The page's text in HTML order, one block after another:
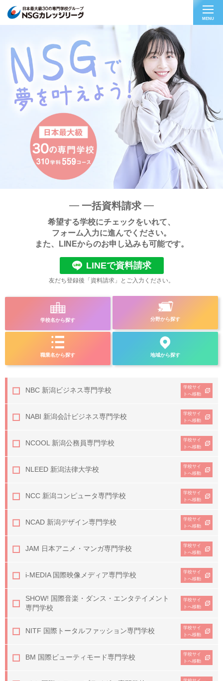
MENU
一括資料請求
希望する学校にチェックをいれて、
フォーム入力に進んでください。
また、LINEからのお申し込みも可能です。
LINEで資料請求
友だち登録後「資料請求」とご入力ください。
学校名から探す 分野から探す
職業名から探す 地域から探す
NBC 新潟ビジネス専門学校
学校サイ
トへ移動
NABI 新潟会計ビジネス専門学校
学校サイ
トへ移動
NCOOL 新潟公務員専門学校
学校サイ
トへ移動
NLEED 新潟法律大学校
学校サイ
トへ移動
NCC 新潟コンピュータ専門学校
学校サイ
トへ移動
NCAD 新潟デザイン専門学校
学校サイ
トへ移動
JAM 日本アニメ・マンガ専門学校
学校サイ
トへ移動
i-MEDIA 国際映像メディア専門学校
学校サイ
トへ移動
SHOW! 国際音楽・ダンス・ エンタテイメント
専門学校
学校サイ
トへ移動
NITF 国際トータルファッション専門学校
学校サイ
トへ移動
BM 国際ビューティモード専門学校
学校サイ
トへ移動